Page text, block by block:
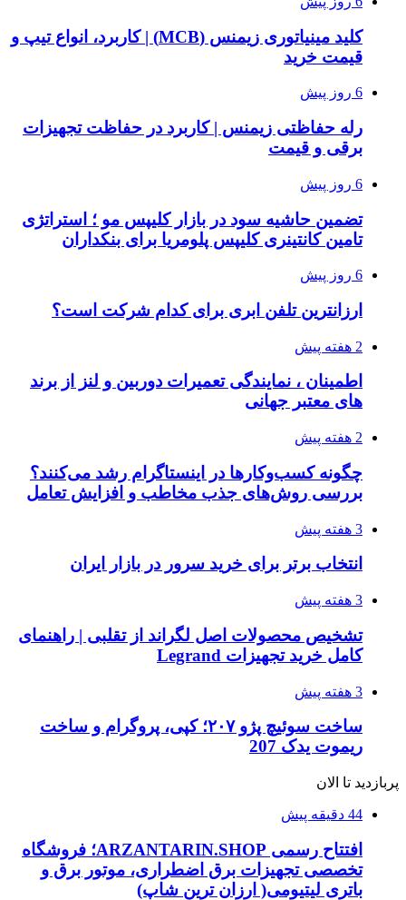
کلید مینیاتوری زیمنس (MCB) | کاربرد، انواع تیپ و
قیمت خرید
6 روز پیش
رله حفاظتی زیمنس | کاربرد در حفاظت تجهیزات
برقی و قیمت
6 روز پیش
تضمین حاشیه سود در بازار کلیپس مو ؛ استراتژی
تامین کانتینری کلیپس پلومریا برای بنکداران
6 روز پیش
ارزانترین تلفن ابری برای کدام شرکت است؟
2 هفته پیش
اطمینان ، نمایندگی تعمیرات دوربین و لنز از برند
های معتبر جهانی
2 هفته پیش
چگونه کسب‌وکارها در اینستاگرام رشد می‌کنند؟
بررسی روش‌های جذب مخاطب و افزایش تعامل
3 هفته پیش
انتخاب برتر برای خرید سرور در بازار ایران
3 هفته پیش
تشخیص محصولات اصل لگراند از تقلبی | راهنمای
کامل خرید تجهیزات Legrand
3 هفته پیش
ساخت سوئیچ پژو ۲۰۷؛ کپی، پروگرام و ساخت
ریموت یدک 207
پربازدید تا الان
44 دقیقه پیش
افتتاح رسمی ARZANTARIN.SHOP؛ فروشگاه
تخصصی تجهیزات برق اضطراری، موتور برق و
باتری لیتیومی( ارزان ترین شاپ)